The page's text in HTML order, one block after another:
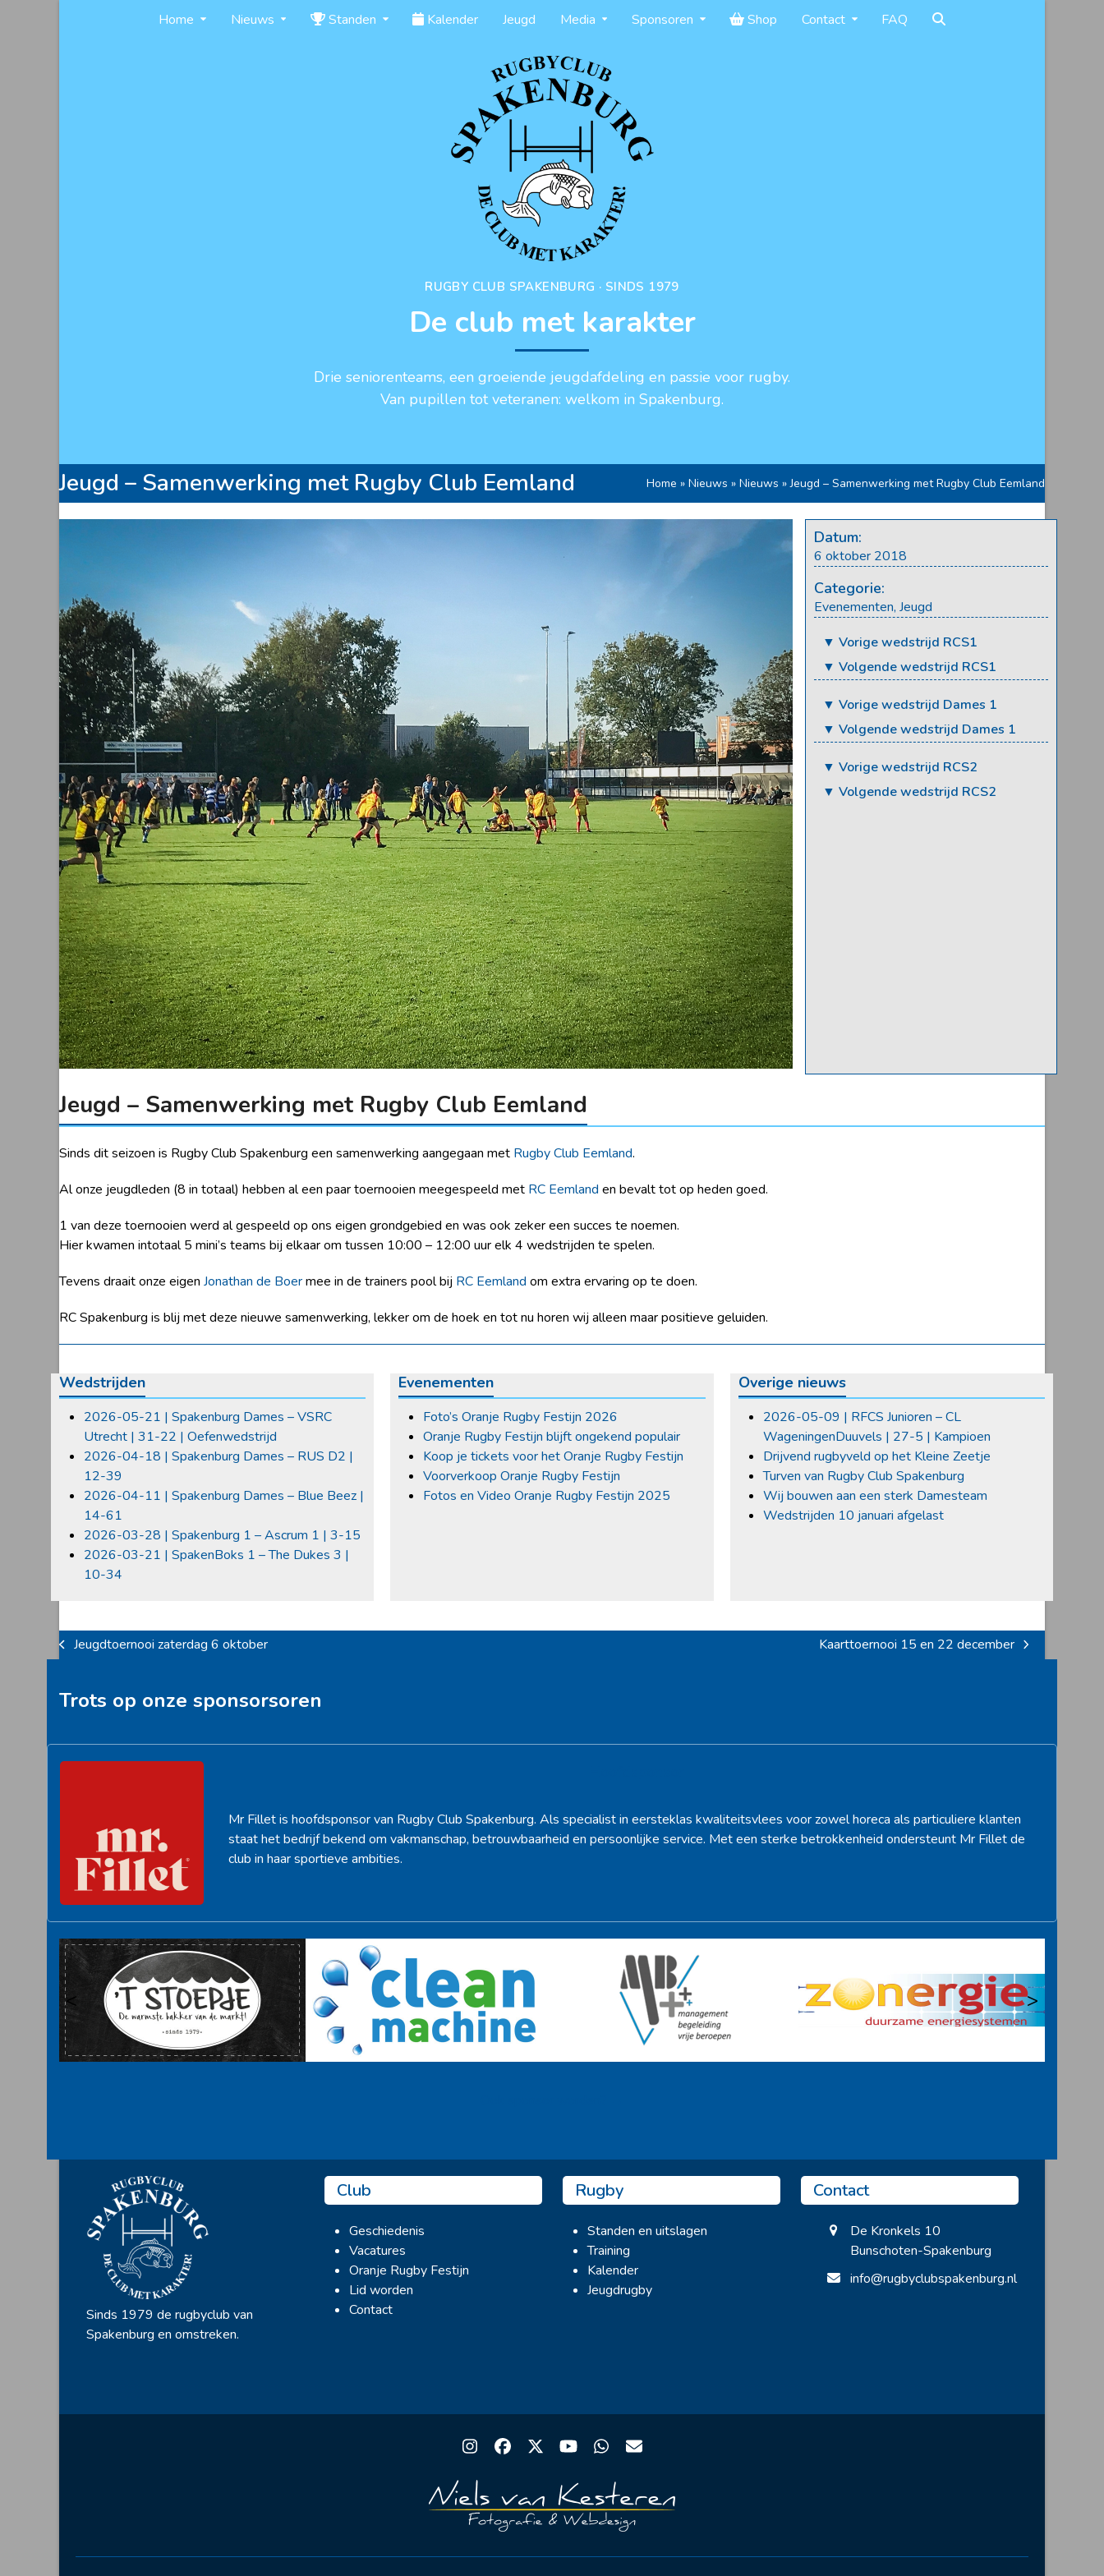
Home Nieuws Standen Kalender Jeugd Media Sponsoren Shop Contact FAQ
RUGBY CLUB SPAKENBURG · SINDS 1979
De club met karakter
Drie seniorenteams, een groeiende jeugdafdeling en passie voor rugby.
Van pupillen tot veteranen: welkom in Spakenburg.
Jeugd – Samenwerking met Rugby Club Eemland Home » Nieuws » Nieuws »Jeugd – Samenwerking met Rugby Club Eemland
Datum:
6 oktober 2018
Categorie:
Evenementen, Jeugd
▼ Vorige wedstrijd RCS1
▼ Volgende wedstrijd RCS1
▼ Vorige wedstrijd Dames 1
▼ Volgende wedstrijd Dames 1
▼ Vorige wedstrijd RCS2
▼ Volgende wedstrijd RCS2
Jeugd – Samenwerking met Rugby Club Eemland
Sinds dit seizoen is Rugby Club Spakenburg een samenwerking aangegaan met Rugby Club Eemland.
Al onze jeugdleden (8 in totaal) hebben al een paar toernooien meegespeeld met RC Eemland en bevalt tot op heden goed.
1 van deze toernooien werd al gespeeld op ons eigen grondgebied en was ook zeker een succes te noemen.
Hier kwamen intotaal 5 mini’s teams bij elkaar om tussen 10:00 – 12:00 uur elk 4 wedstrijden te spelen.
Tevens draait onze eigen Jonathan de Boermee in de trainers pool bij RC Eemland om extra ervaring op te doen.
RC Spakenburg is blij met deze nieuwe samenwerking, lekker om de hoek en tot nu horen wij alleen maar positieve geluiden.
Wedstrijden
2026-05-21 | Spakenburg Dames – VSRC
Utrecht | 31-22 | Oefenwedstrijd
2026-04-18 | Spakenburg Dames – RUS D2 |
12-39
2026-04-11 | Spakenburg Dames – Blue Beez |
14-61
2026-03-28 | Spakenburg 1 – Ascrum 1 | 3-15
2026-03-21 | SpakenBoks 1 – The Dukes 3 |
10-34
Evenementen
Foto’s Oranje Rugby Festijn 2026
Oranje Rugby Festijn blijft ongekend populair
Koop je tickets voor het Oranje Rugby Festijn
Voorverkoop Oranje Rugby Festijn
Fotos en Video Oranje Rugby Festijn 2025
Overige nieuws
2026-05-09 | RFCS Junioren – CL
WageningenDuuvels | 27-5 | Kampioen
Drijvend rugbyveld op het Kleine Zeetje
Turven van Rugby Club Spakenburg
Wij bouwen aan een sterk Damesteam
Wedstrijden 10 januari afgelast
previous
Jeugdtoernooi zaterdag 6 oktober
next
Kaarttoernooi 15 en 22 december
Trots op onze sponsorsoren
Mr Fillet is hoofdsponsor van Rugby Club Spakenburg. Als specialist in eersteklas kwaliteitsvlees voor zowel horeca als particuliere klanten
staat het bedrijf bekend om vakmanschap, betrouwbaarheid en persoonlijke service. Met een sterke betrokkenheid ondersteunt Mr Fillet de
club in haar sportieve ambities.
< >
Sinds 1979 de rugbyclub van
Spakenburg en omstreken.
Club
Geschiedenis
Vacatures
Oranje Rugby Festijn
Lid worden
Contact
Rugby
Standen en uitslagen
Training
Kalender
Jeugdrugby
Contact
De Kronkels 10
Bunschoten-Spakenburg
info@rugbyclubspakenburg.nl
Instagram
Facebook
TwitterYouTubeWhatsapp
Email